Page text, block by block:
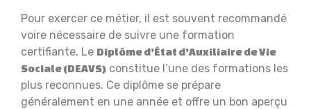
Pour exercer ce métier, il est souvent recommandé
voire nécessaire de suivre une formation
certifiante. Le Diplôme d’État d’Auxiliaire de Vie
Sociale (DEAVS) constitue l’une des formations les
plus reconnues. Ce diplôme se prépare
généralement en une année et offre un bon aperçu